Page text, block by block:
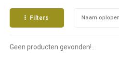
Filters Naam
Geen producten gevonden!...